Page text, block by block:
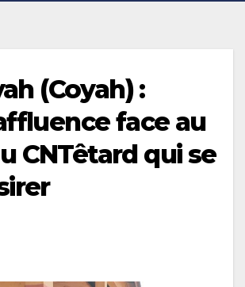
(Coyah) :
face au
CNTêtard qui se